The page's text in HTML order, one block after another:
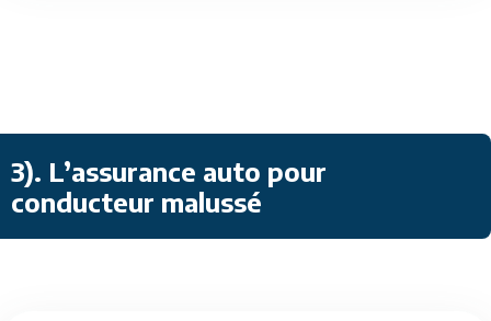
3). L’assurance auto pour
conducteur malussé